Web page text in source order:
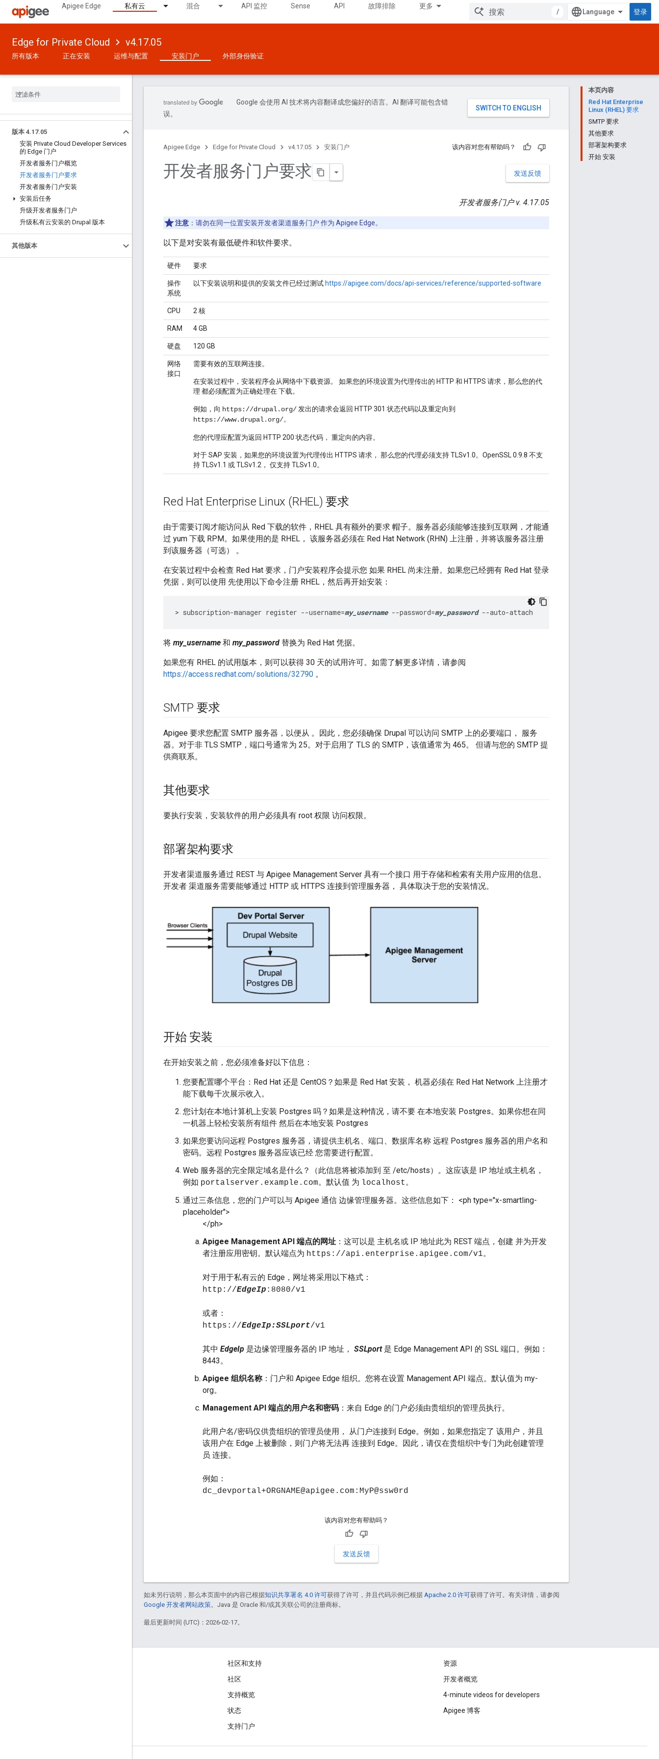
Apigee Edge 私有云 混合 API 监控 Sense API 故障排除 更多
/ 登录
Edge for Private Cloud v4.17.05
所有版本 正在安装 运维与配置 安装门户 外部身份验证
版本 4.17.05
安装 Private Cloud Developer Services
的 Edge 门户
开发者服务门户概览
开发者服务门户要求
开发者服务门户安装
安装后任务
升级开发者服务门户
升级私有云安装的 Drupal 版本
其他版本
本页内容
Red Hat Enterprise
Linux (RHEL) 要求
SMTP 要求
其他要求
部署架构要求
开始 安装
Google 会使用 AI 技术将内容翻译成您偏好的语言。AI 翻译可能包含错
误。
Apigee Edge Edge for Private Cloud v4.17.05 安装门户 该内容对您有帮助吗？
发送反馈
开发者服务门户要求
开发者服务门户 v. 4.17.05
注意 ：请勿在同一位置安装开发者渠道服务门户 作为 Apigee Edge。
以下是对安装有最低硬件和软件要求。
硬件 要求
操作
系统
以下安装说明和提供的安装文件已经过测试 https://apigee.com/docs/api-services/reference/supported-software
CPU 2 核
RAM 4 GB
硬盘 120 GB
网络
接口
需要有效的互联网连接。
在安装过程中，安装程序会从网络中下载资源。 如果您的环境设置为代理传出的 HTTP 和 HTTPS 请求，那么您的代
理 都必须配置为正确处理在 下载。
例如，向 https://drupal.org/ 发出的请求会返回 HTTP 301 状态代码以及重定向到
https://www.drupal.org/。
您的代理应配置为返回 HTTP 200 状态代码， 重定向的内容。
对于 SAP 安装，如果您的环境设置为代理传出 HTTPS 请求， 那么您的代理必须支持 TLSv1.0。OpenSSL 0.9.8 不支
持 TLSv1.1 或 TLSv1.2， 仅支持 TLSv1.0。
Red Hat Enterprise Linux (RHEL) 要求
由于需要订阅才能访问从 Red 下载的软件，RHEL 具有额外的要求 帽子。服务器必须能够连接到互联网，才能通
过 yum 下载 RPM。如果使用的是 RHEL， 该服务器必须在 Red Hat Network (RHN) 上注册，并将该服务器注册
到该服务器（可选） 。
在安装过程中会检查 Red Hat 要求，门户安装程序会提示您 如果 RHEL 尚未注册。如果您已经拥有 Red Hat 登录
凭据，则可以使用 先使用以下命令注册 RHEL，然后再开始安装：
> subscription-manager register --username=my_username --password=my_password --auto-attach
将 my_username 和 my_password 替换为 Red Hat 凭据。
如果您有 RHEL 的试用版本，则可以获得 30 天的试用许可。如需了解更多详情，请参阅
https://access.redhat.com/solutions/32790 。
SMTP 要求
Apigee 要求您配置 SMTP 服务器，以便从 。因此，您必须确保 Drupal 可以访问 SMTP 上的必要端口， 服务
器。对于非 TLS SMTP，端口号通常为 25。对于启用了 TLS 的 SMTP，该值通常为 465。 但请与您的 SMTP 提
供商联系。
其他要求
要执行安装，安装软件的用户必须具有 root 权限 访问权限。
部署架构要求
开发者渠道服务通过 REST 与 Apigee Management Server 具有一个接口 用于存储和检索有关用户应用的信息。
开发者 渠道服务需要能够通过 HTTP 或 HTTPS 连接到管理服务器， 具体取决于您的安装情况。
开始 安装
在开始安装之前，您必须准备好以下信息：
您要配置哪个平台：Red Hat 还是 CentOS？如果是 Red Hat 安装， 机器必须在 Red Hat Network 上注册才
能下载每千次展示收入。
您计划在本地计算机上安装 Postgres 吗？如果是这种情况，请不要 在本地安装 Postgres。如果你想在同
一机器上轻松安装所有组件 然后在本地安装 Postgres
如果您要访问远程 Postgres 服务器，请提供主机名、端口、数据库名称 远程 Postgres 服务器的用户名和
密码。远程 Postgres 服务器应该已经 您需要进行配置。
Web 服务器的完全限定域名是什么？（此信息将被添加到 至 /etc/hosts）。这应该是 IP 地址或主机名，
例如 portalserver.example.com。默认值 为 localhost。
通过三条信息，您的门户可以与 Apigee 通信 边缘管理服务器。这些信息如下： <ph type="x-smartling-
placeholder">
</ph>
Apigee Management API 端点的网址 ：这可以是 主机名或 IP 地址此为 REST 端点，创建 并为开发
者注册应用密钥。默认端点为 https://api.enterprise.apigee.com/v1。
对于用于私有云的 Edge，网址将采用以下格式：
http://EdgeIp :8080/v1
或者：
https://EdgeIp:SSLport/v1
其中 EdgeIp 是边缘管理服务器的 IP 地址， SSLport是 Edge Management API 的 SSL 端口。例如：
8443。
Apigee 组织名称：门户和 Apigee Edge 组织。您将在设置 Management API 端点。默认值为 my-
org。
Management API 端点的用户名和密码 ：来自 Edge 的门户必须由贵组织的管理员执行。
此用户名/密码仅供贵组织的管理员使用， 从门户连接到 Edge。例如，如果您指定了 该用户，并且
该用户在 Edge 上被删除，则门户将无法再 连接到 Edge。因此，请仅在贵组织中专门为此创建管理
员 连接。
例如：
dc_devportal+ORGNAME@apigee.com:MyP@ssw0rd
该内容对您有帮助吗？
发送反馈
如未另行说明，那么本页面中的内容已根据知识共享署名 4.0 许可获得了许可，并且代码示例已根据 Apache 2.0 许可获得了许可。有关详情，请参阅
Google 开发者网站政策。Java 是 Oracle 和/或其关联公司的注册商标。
最后更新时间 (UTC)：2026-02-17。
社区和支持
社区
支持概览
状态
支持门户
资源
开发者概览
4-minute videos for developers
Apigee 博客